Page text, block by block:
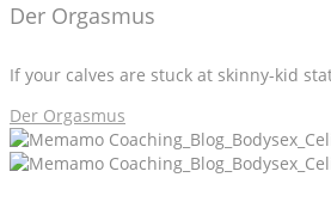
Der Orgasmus
If your calves are stuck at skinny-kid
Der Orgasmus